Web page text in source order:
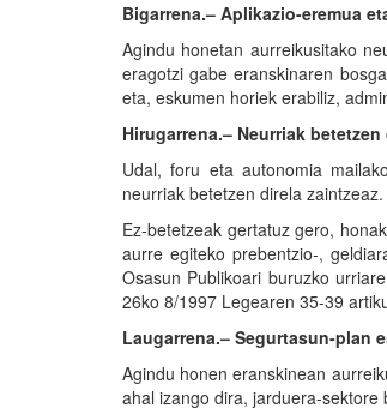
Bigarrena.– Aplikazio-eremua
Agindu honetan aurreikusitako
eragotzi gabe eranskinaren
eta, eskumen horiek erabiliz,
Hirugarrena.– Neurriak
Udal, foru eta autonomia
neurriak betetzen direla zaintzeaz.
Ez-betetzeak gertatuz gero,
aurre egiteko prebentzio-,
Osasun Publikoari buruzko
26ko 8/1997 Legearen 35-39
Laugarrena.– Segurtasun-plan
Agindu honen eranskinean
ahal izango dira, jarduera-